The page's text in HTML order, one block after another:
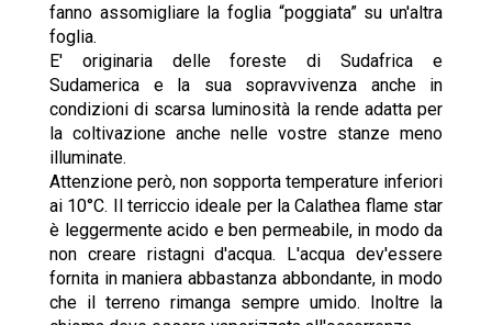
fanno assomigliare la foglia “poggiata” su un'altra
foglia.
E' originaria delle foreste di Sudafrica e
Sudamerica e la sua sopravvivenza anche in
condizioni di scarsa luminosità la rende adatta per
la coltivazione anche nelle vostre stanze meno
illuminate.
Attenzione però, non sopporta temperature inferiori
ai 10°C. Il terriccio ideale per la Calathea flame star
è leggermente acido e ben permeabile, in modo da
non creare ristagni d'acqua. L'acqua dev'essere
fornita in maniera abbastanza abbondante, in modo
che il terreno rimanga sempre umido. Inoltre la